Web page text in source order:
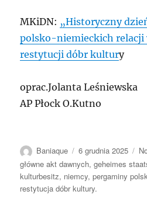
MKiDN: „Historyczny
polsko-niemieckich relacji
restytucji dóbr kultury
oprac.Jolanta Leśniewska
AP Płock O.Kutno
Autor
Baniaque
Data
publikacji
6 grudnia 2025
główne akt dawnych,geheimes
kulturbesitz, niemcy,pergaminy
restytucja dóbr kultury.